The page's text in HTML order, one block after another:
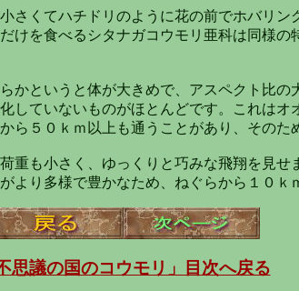
さくてハチドリのように花の前でホバリ
けを食べるシタナガコウモリ亜科は同様
というと体が大きめで、アスペクト比
ていないものがほとんどです。これは
５０ｋｍ以上も通うことがあり、そのた
も小さく、ゆっくりと巧みな飛翔を見
り多様で豊かなため、ねぐらから１０ｋ
思議の国のコウモリ」目次へ戻る